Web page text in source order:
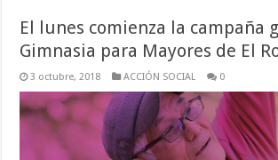
El lunes comienza la campaña
Gimnasia para Mayores de El
3 octubre, 2018 ACCIÓN SOCIAL 0